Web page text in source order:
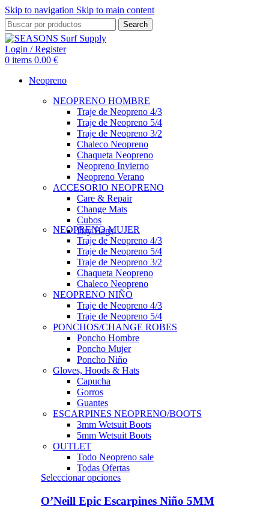
Skip to navigation Skip to main content
Search
Login / Register
0 items 0.00 €
Neopreno
NEOPRENO HOMBRE
Traje de Neopreno 4/3
Traje de Neopreno 5/4
Traje de Neopreno 3/2
Chaleco Neopreno
Chaqueta Neopreno
Neopreno Invierno
Neopreno Verano
ACCESORIO NEOPRENO
Care & Repair
Change Mats
Cubos
Dry Bags
NEOPRENO MUJER
Traje de Neopreno 4/3
Traje de Neopreno 5/4
Traje de Neopreno 3/2
Chaqueta Neopreno
Chaleco Neopreno
NEOPRENO NIÑO
Traje de Neopreno 4/3
Traje de Neopreno 5/4
PONCHOS/CHANGE ROBES
Poncho Hombre
Poncho Mujer
Poncho Niño
Gloves, Hoods & Hats
Capucha
Gorros
Guantes
ESCARPINES NEOPRENO/BOOTS
3mm Wetsuit Boots
5mm Wetsuit Boots
OUTLET
Todo Neopreno sale
Todas Ofertas
Seleccionar opcionesEste
tiene
múltiples
O’Neill Epic Escarpines Niño 5MM